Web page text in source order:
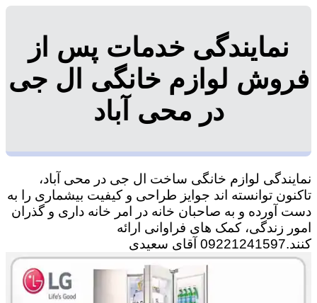
نمایندگی خدمات پس از
فروش لوازم خانگی ال جی
در محی آباد
نمایندگی لوازم خانگی ساخت ال جی در محی آباد،
تاکنون توانسته اند جوایز طراحی و کیفیت بیشماری را به
دست آورده و به صاحبان خانه در امر خانه داری و گذران
امور زندگی، کمک های فراوانی ارائه
کنند.09221241597 آقای سعیدی